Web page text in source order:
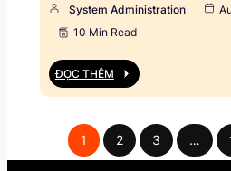
System Administration
10 Min Read
ĐỌC THÊM
1 2 3 …